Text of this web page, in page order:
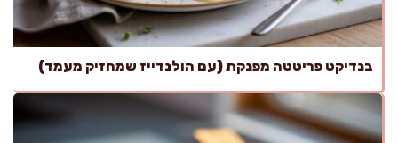
בנדיקט פריטטה מפנקת (עם הולנדייז שמחזיק מעמד)